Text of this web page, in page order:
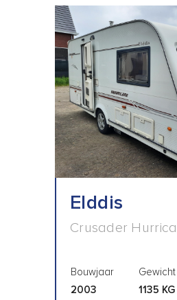
Elddis
Crusader
Bouwjaar
2003
Gewicht
1135 KG